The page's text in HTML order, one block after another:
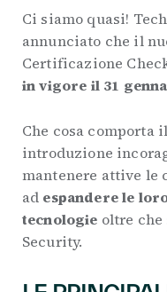
Ci siamo quasi!
annunciato che il
Certificazione
in vigore il 31
Che cosa comporta
introduzione
mantenere attive le
ad espandere le
tecnologie oltre che
Security.